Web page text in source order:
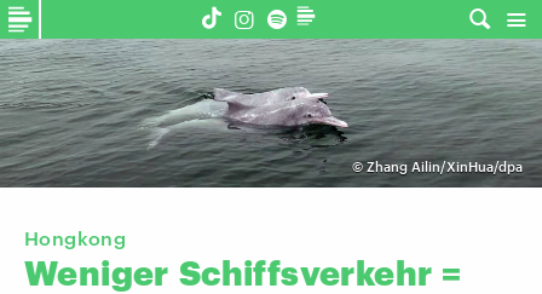
©Zhang Ailin/XinHua/dpa
Hongkong
Weniger Schiffsverkehr =